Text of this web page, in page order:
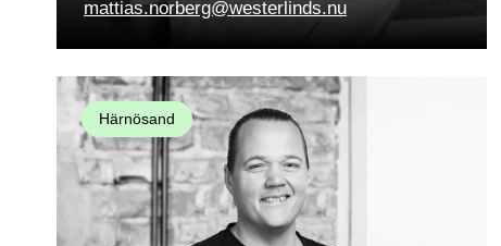
mattias.norberg@westerlinds.nu
Härnösand